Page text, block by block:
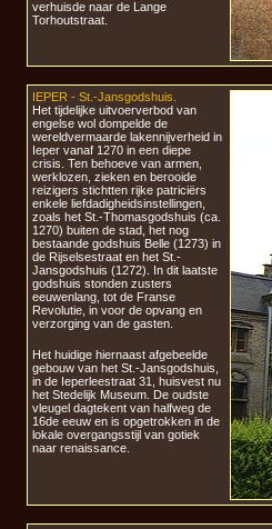
verhuisde naar de Lange
Torhoutstraat.
IEPER - St.-Jansgodshuis.
Het tijdelijke uitvoerverbod van
engelse wol dompelde de
wereldvermaarde lakennijverheid in
Ieper vanaf 1270 in een diepe
crisis. Ten behoeve van armen,
werklozen, zieken en berooide
reizigers stichtten rijke patriciërs
enkele liefdadigheidsinstellingen,
zoals het St.-Thomasgodshuis (ca.
1270) buiten de stad, het nog
bestaande godshuis Belle (1273) in
de Rijselsestraat en het St.-
Jansgodshuis (1272). In dit laatste
godshuis stonden zusters
eeuwenlang, tot de Franse
Revolutie, in voor de opvang en
verzorging van de gasten.
Het huidige hiernaast afgebeelde
gebouw van het St.-Jansgodshuis,
in de Ieperleestraat 31, huisvest nu
het Stedelijk Museum. De oudste
vleugel dagtekent van halfweg de
16de eeuw en is opgetrokken in de
lokale overgangsstijl van gotiek
naar renaissance.